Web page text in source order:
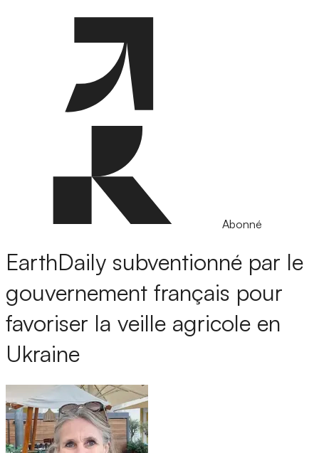
Abonné
EarthDaily subventionné par le
gouvernement français pour
favoriser la veille agricole en
Ukraine